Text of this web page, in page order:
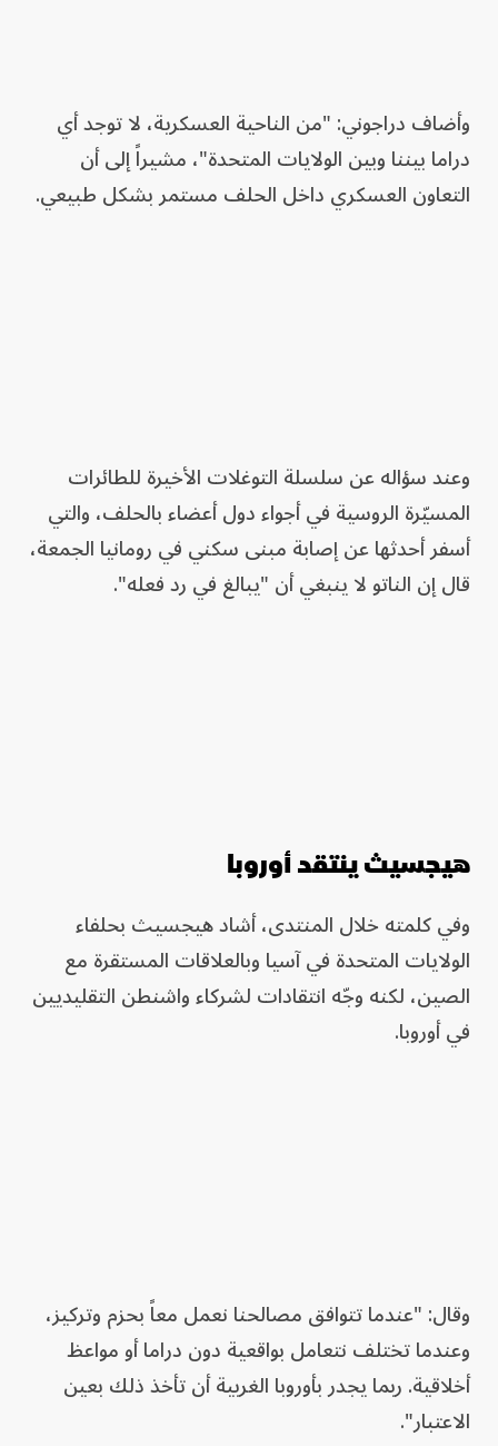
وأضاف دراجوني: "من الناحية العسكرية، لا توجد أي
دراما بيننا وبين الولايات المتحدة"، مشيراً إلى أن
التعاون العسكري داخل الحلف مستمر بشكل طبيعي.
وعند سؤاله عن سلسلة التوغلات الأخيرة للطائرات
المسيّرة الروسية في أجواء دول أعضاء بالحلف، والتي
أسفر أحدثها عن إصابة مبنى سكني في رومانيا الجمعة،
قال إن الناتو لا ينبغي أن "يبالغ في رد فعله".
هيجسيث ينتقد أوروبا
وفي كلمته خلال المنتدى، أشاد هيجسيث بحلفاء
الولايات المتحدة في آسيا وبالعلاقات المستقرة مع
الصين، لكنه وجّه انتقادات لشركاء واشنطن التقليديين
في أوروبا.
وقال: "عندما تتوافق مصالحنا نعمل معاً بحزم وتركيز،
وعندما تختلف نتعامل بواقعية دون دراما أو مواعظ
أخلاقية. ربما يجدر بأوروبا الغربية أن تأخذ ذلك بعين
الاعتبار".